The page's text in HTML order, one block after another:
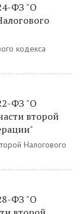
ФЗ "О
кодекса
ФЗ "О
второй
Налогового
ФЗ "О